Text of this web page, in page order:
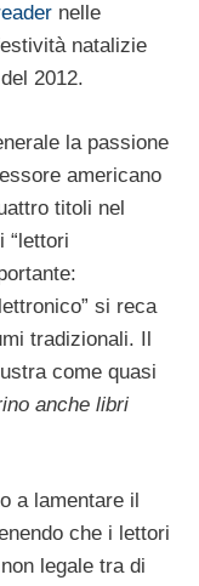
nelle
natalizie
2012.
la passione
americano
titoli nel
“lettori
si reca
tradizionali. Il
come quasi
anche libri
a lamentare il
che i lettori
legale tra di